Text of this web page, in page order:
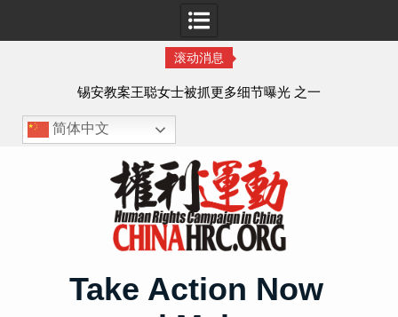
滚动消息
锡安教案王聪女士被抓更多细节曝光 之一
简体中文
Take Action Now